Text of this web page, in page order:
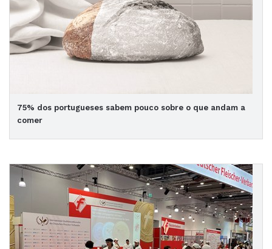
75% dos portugueses sabem pouco sobre o que andam a
comer